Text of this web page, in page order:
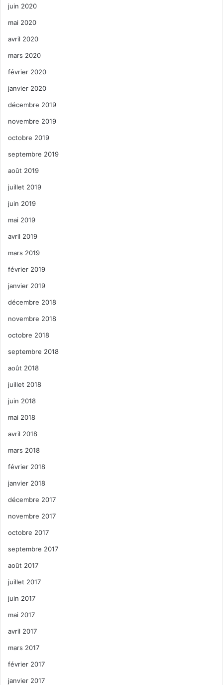
juin 2020
mai 2020
avril 2020
mars 2020
février 2020
janvier 2020
décembre 2019
novembre 2019
octobre 2019
septembre 2019
août 2019
juillet 2019
juin 2019
mai 2019
avril 2019
mars 2019
février 2019
janvier 2019
décembre 2018
novembre 2018
octobre 2018
septembre 2018
août 2018
juillet 2018
juin 2018
mai 2018
avril 2018
mars 2018
février 2018
janvier 2018
décembre 2017
novembre 2017
octobre 2017
septembre 2017
août 2017
juillet 2017
juin 2017
mai 2017
avril 2017
mars 2017
février 2017
janvier 2017